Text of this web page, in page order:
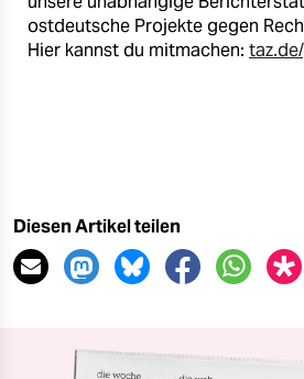
ostdeutsche Projekte gegen
Hier kannst du mitmachen:
Diesen Artikel teilen